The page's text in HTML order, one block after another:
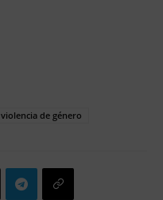
violencia de género